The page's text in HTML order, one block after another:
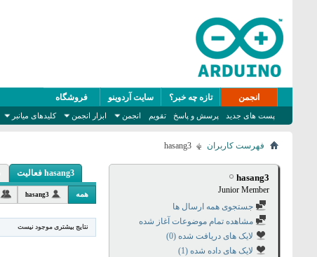
انجمن
پست های جدید پرسش و پاسخ تقویم انجمن ابزار انجمن کلیدهای میانبر
تازه چه خبر؟ سایت آردوینو فروشگاه
فهرست کاربران hasang3
hasang3
Junior Member
جستجوی همه ارسال ها
مشاهده تمام موضوعات آغاز شده
لایک های دریافت شده (0)
لایک های داده شده (1)
hasang3 فعالیت
همه hasang3
نتایج بیشتری موجود نیست